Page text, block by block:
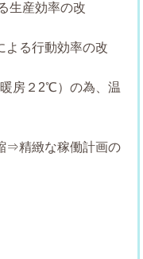
生産効率の改
よる行動効率の改
房２2℃）の為、温
⇒精緻な稼働計画の